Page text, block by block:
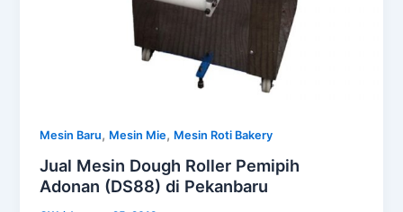
Mesin Baru, Mesin Mie, Mesin Roti Bakery
Jual Mesin Dough Roller Pemipih
Adonan (DS88) di Pekanbaru